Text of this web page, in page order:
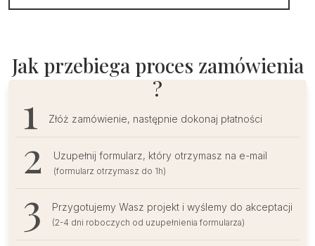
Jak przebiega proces zamówienia
?
Złóż zamówienie, następnie dokonaj płatności
Uzupełnij formularz, który otrzymasz na e-mail
(formularz otrzymasz do 1h)
Przygotujemy Wasz projekt i wyślemy do akceptacji
(2-4 dni roboczych od uzupełnienia formularza)